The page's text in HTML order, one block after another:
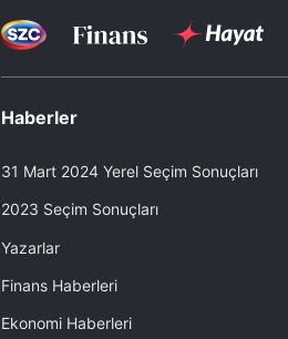
Haberler
31 Mart 2024 Yerel Seçim Sonuçları
2023 Seçim Sonuçları
Yazarlar
Finans Haberleri
Ekonomi Haberleri